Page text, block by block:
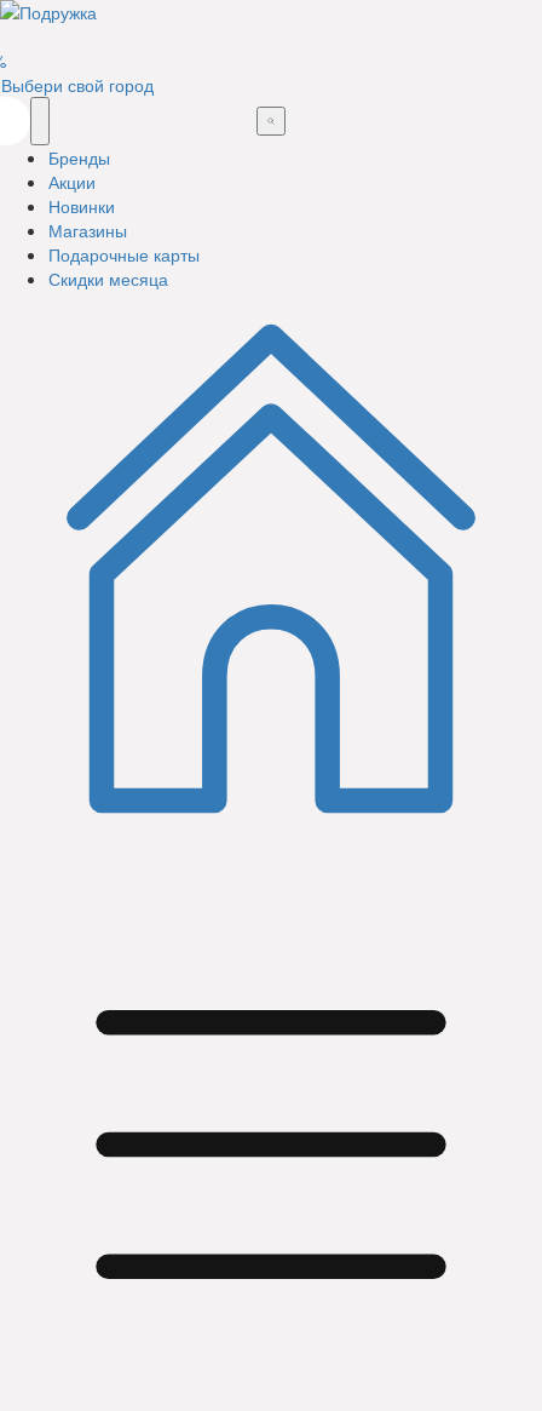
Выбери свой город
Бренды
Акции
Новинки
Магазины
Подарочные карты
Скидки месяца